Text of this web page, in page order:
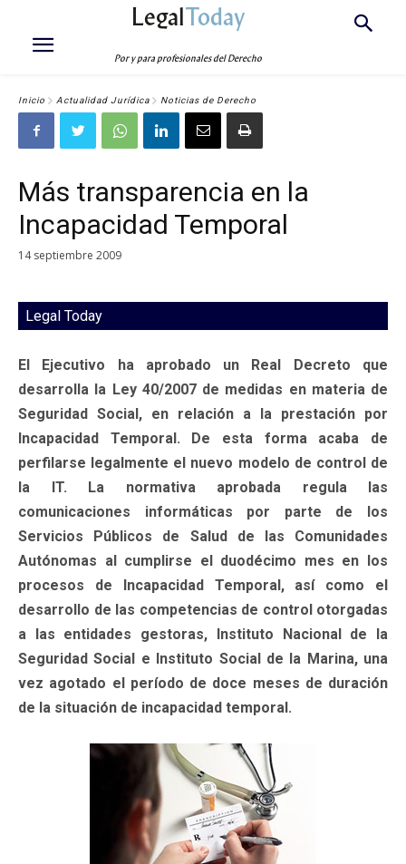
LegalToday
Por y para profesionales del Derecho
Inicio Actualidad Jurídica Noticias de Derecho
Más transparencia en la
Incapacidad Temporal
14 septiembre 2009
Legal Today
El Ejecutivo ha aprobado un Real Decreto que
desarrolla la Ley 40/2007 de medidas en materia de
Seguridad Social, en relación a la prestación por
Incapacidad Temporal. De esta forma acaba de
perfilarse legalmente el nuevo modelo de control de
la IT. La normativa aprobada regula las
comunicaciones informáticas por parte de los
Servicios Públicos de Salud de las Comunidades
Autónomas al cumplirse el duodécimo mes en los
procesos de Incapacidad Temporal, así como el
desarrollo de las competencias de control otorgadas
a las entidades gestoras, Instituto Nacional de la
Seguridad Social e Instituto Social de la Marina, una
vez agotado el período de doce meses de duración
de la situación de incapacidad temporal.